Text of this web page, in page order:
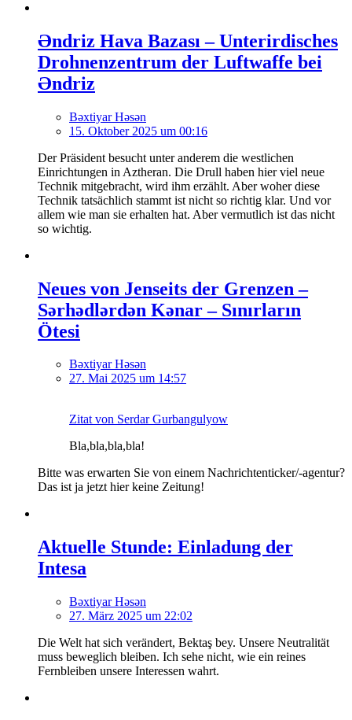
Əndriz Hava Bazası – Unterirdisches
Drohnenzentrum der Luftwaffe bei
Əndriz
Bəxtiyar Həsən
15. Oktober 2025 um 00:16
Der Präsident besucht unter anderem die westlichen
Einrichtungen in Aztheran. Die Drull haben hier viel neue
Technik mitgebracht, wird ihm erzählt. Aber woher diese
Technik tatsächlich stammt ist nicht so richtig klar. Und vor
allem wie man sie erhalten hat. Aber vermutlich ist das nicht
so wichtig.
Neues von Jenseits der Grenzen –
Sərhədlərdən Kənar – Sınırların
Ötesi
Bəxtiyar Həsən
27. Mai 2025 um 14:57
Zitat von Serdar Gurbangulyow
Bla,bla,bla,bla!
Bitte was erwarten Sie von einem Nachrichtenticker/-agentur?
Das ist ja jetzt hier keine Zeitung!
Aktuelle Stunde: Einladung der
Intesa
Bəxtiyar Həsən
27. März 2025 um 22:02
Die Welt hat sich verändert, Bektaş bey. Unsere Neutralität
muss beweglich bleiben. Ich sehe nicht, wie ein reines
Fernbleiben unsere Interessen wahrt.